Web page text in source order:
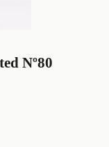
Nº80